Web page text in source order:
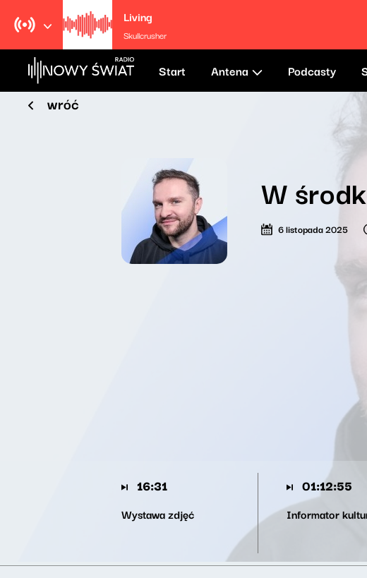
Living
Skullcrusher
Start Antena Podcasty
wróć
W
6 listopada 2025
16:31
Wystawa zdjęć
01:12:55
Informator